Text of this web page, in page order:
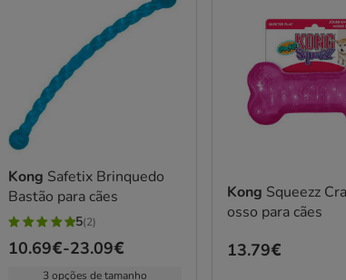
Kong Safetix Brinquedo
Bastão para cães
5
estrelas
5(2)
Preço
10.69€-23.09€
3 opções de tamanho
Kong Squeezz
osso para cães
Preço
13.79€